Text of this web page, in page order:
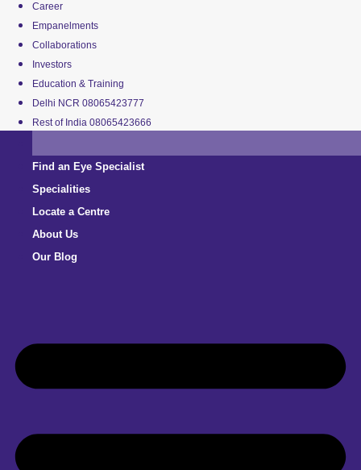
Career
Empanelments
Collaborations
Investors
Education & Training
Delhi NCR 08065423777
Rest of India 08065423666
Find an Eye Specialist
Specialities
Locate a Centre
About Us
Our Blog